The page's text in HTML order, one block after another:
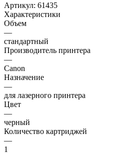
Артикул: 61435
Характеристики
Объем
—
стандартный
Производитель принтера
—
Canon
Назначение
—
для лазерного принтера
Цвет
—
черный
Количество картриджей
—
1